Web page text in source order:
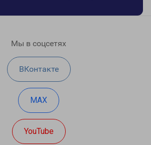
Мы в соцсетях
ВКонтакте
MAX
YouTube